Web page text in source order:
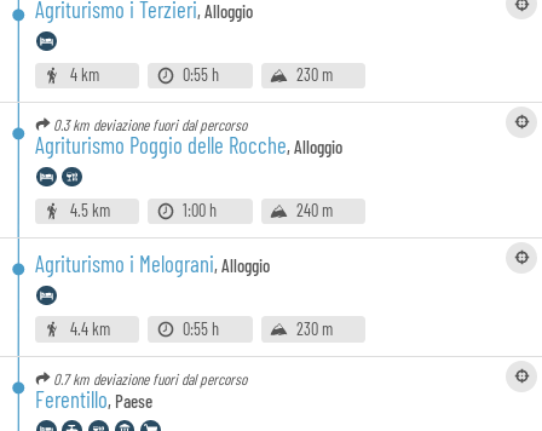
Agriturismo i Terzieri,Alloggio
4 km 0:55 h 230 m
0.3 km deviazione fuori dal percorso
Agriturismo Poggio delle Rocche,Alloggio
4.5 km 1:00 h 240 m
Agriturismo i Melograni,Alloggio
4.4 km 0:55 h 230 m
0.7 km deviazione fuori dal percorso
Ferentillo, Paese